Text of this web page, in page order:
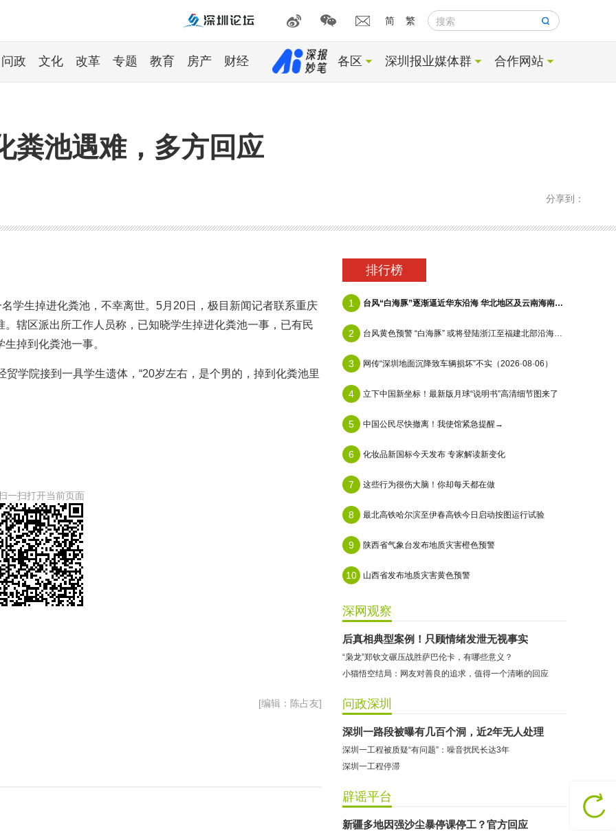
简 繁 搜索
问政 文化 改革 专题 教育 房产 财经 各区 深圳报业媒体群 合作网站
粪池遇难，多方回应
分享到：
学生掉进化粪池，不幸离世。5月20日，极目新闻记者联系重庆
辖区派出所工作人员称，已知晓学生掉进化粪池一事，已有民
掉到化粪池一事。
学院接到一具学生遗体，“20岁左右，是个男的，掉到化粪池里
一扫打开当前页面
[编辑：陈占友]
排行榜
1 台风“白海豚”逐渐逼近华东沿海 华北地区及云南海南等地有降雨
2 台风黄色预警 “白海豚” 或将登陆浙江至福建北部沿海地区
3 网传“深圳地面沉降致车辆损坏”不实（2026·08·06）
4 立下中国新坐标！最新版月球“说明书”高清细节图来了
5 中国公民尽快撤离！我使馆紧急提醒→
6 化妆品新国标今天发布 专家解读新变化
7 这些行为很伤大脑！你却每天都在做
8 最北高铁哈尔滨至伊春高铁今日启动按图运行试验
9 陕西省气象台发布地质灾害橙色预警
10 山西省发布地质灾害黄色预警
深网观察
后真相典型案例！只顾情绪发泄无视事实
“枭龙”郑钦文碾压战胜萨巴伦卡，有哪些意义？
小猫悟空结局：网友对善良的追求，值得一个清晰的回应
问政深圳
深圳一路段被曝有几百个洞，近2年无人处理
深圳一工程被质疑“有问题”：噪音扰民长达3年
深圳一工程停滞
辟谣平台
新疆多地因强沙尘暴停课停工？官方回应
哈尔特健身：商家拒不配合调解